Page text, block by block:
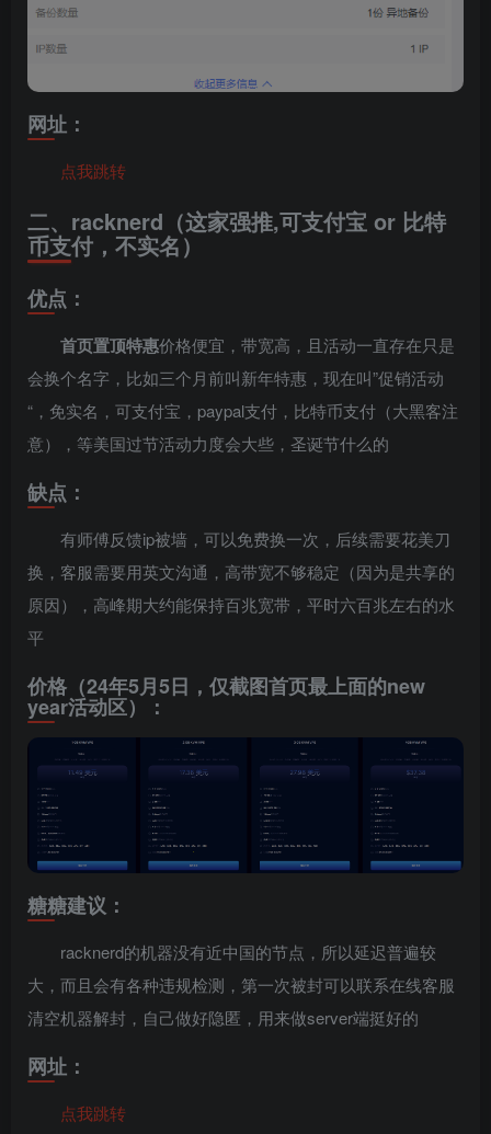
网址：
点我跳转
二、racknerd（这家强推,可支付宝 or 比特
币支付，不实名）
优点：
首页置顶特惠价格便宜，带宽高，且活动一直存在只是
会换个名字，比如三个月前叫新年特惠，现在叫”促销活动
“，免实名，可支付宝，paypal支付，比特币支付（大黑客注
意），等美国过节活动力度会大些，圣诞节什么的
缺点：
有师傅反馈ip被墙，可以免费换一次，后续需要花美刀
换，客服需要用英文沟通，高带宽不够稳定（因为是共享的
原因），高峰期大约能保持百兆宽带，平时六百兆左右的水
平
价格（24年5月5日，仅截图首页最上面的new
year活动区）：
糖糖建议：
racknerd的机器没有近中国的节点，所以延迟普遍较
大，而且会有各种违规检测，第一次被封可以联系在线客服
清空机器解封，自己做好隐匿，用来做server端挺好的
网址：
点我跳转